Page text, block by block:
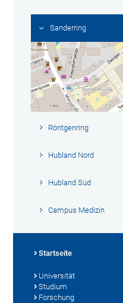
Sanderring
Röntgenring
Hubland Nord
Hubland Süd
Campus Medizin
Startseite
Universität
Studium
Forschung